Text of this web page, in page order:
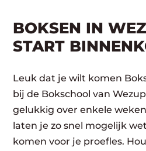
BOKSEN IN
START
Leuk dat je wilt komen
bij de Bokschool van
gelukkig over enkele
laten je zo snel mogelijk
komen voor je proefles.